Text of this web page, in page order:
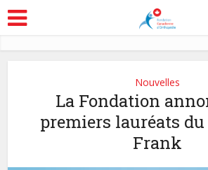
Nouvelles
La Fondation
premiers lauréats
Frank